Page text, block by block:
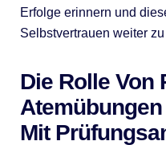
Erfolge erinnern und
Selbstvertrauen weiter
Die Rolle Von
Mit